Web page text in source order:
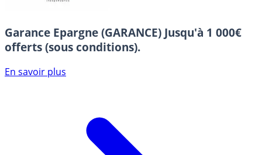
Garance Epargne (GARANCE) Jusqu'à 1 000€
offerts (sous conditions).
En savoir plus